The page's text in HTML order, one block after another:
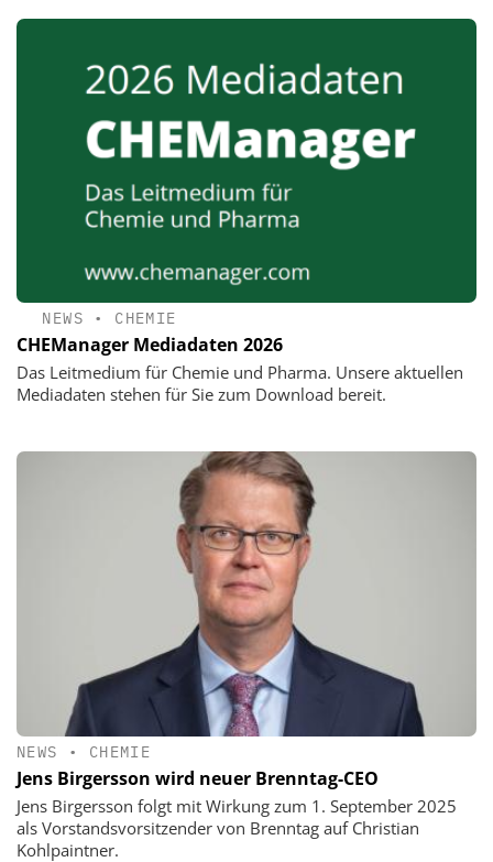
NEWS • CHEMIE
CHEManager Mediadaten 2026
Das Leitmedium für Chemie und Pharma. Unsere aktuellen
Mediadaten stehen für Sie zum Download bereit.
NEWS • CHEMIE
Jens Birgersson wird neuer Brenntag-CEO
Jens Birgersson folgt mit Wirkung zum 1. September 2025
als Vorstandsvorsitzender von Brenntag auf Christian
Kohlpaintner.